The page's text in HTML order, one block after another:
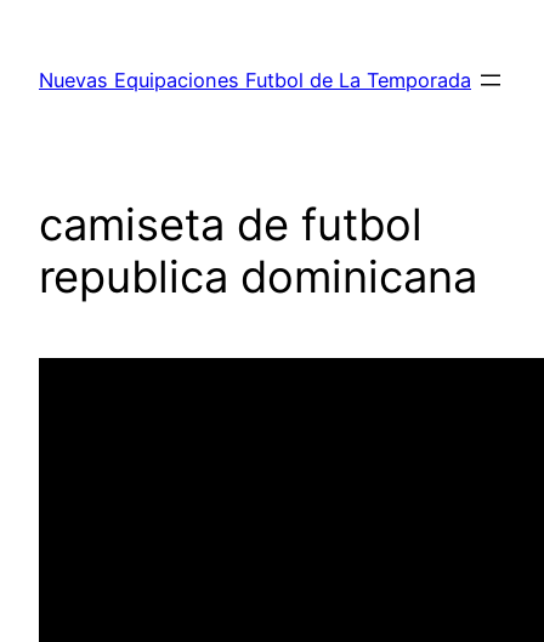
contenido
Nuevas Equipaciones Futbol de La Temporada
camiseta de futbol
republica dominicana